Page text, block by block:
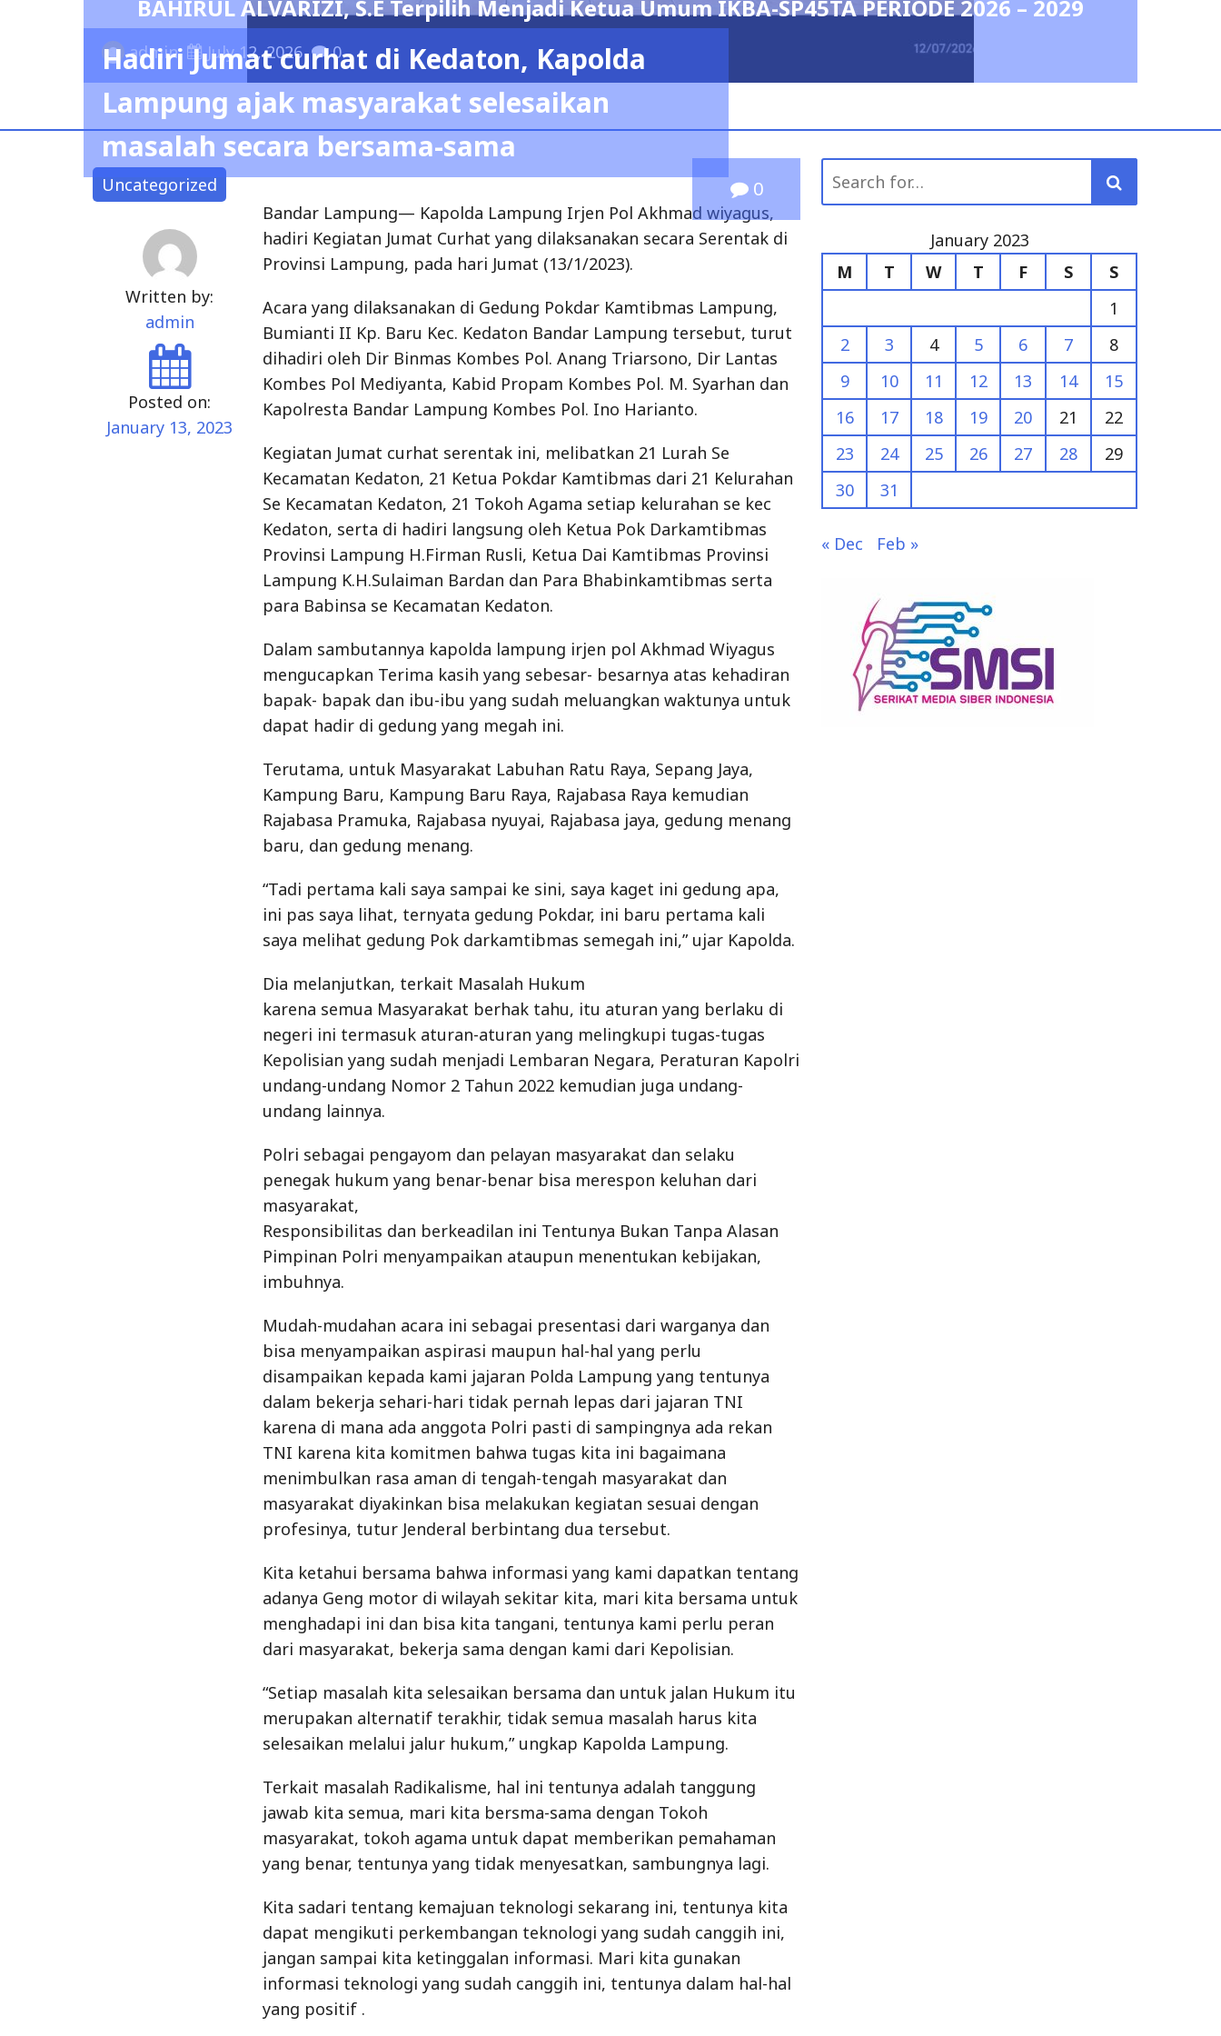
Menjadi Ketua Umum IKBA-SP45TA PERIODE 2026 – 2029
Uncategorized 0
Written by:
admin
Posted on:
January 13, 2023
hadiri Kegiatan Jumat Curhat yang dilaksanakan secara Serentak di
Provinsi Lampung, pada hari Jumat (13/1/2023).
Acara yang dilaksanakan di Gedung Pokdar Kamtibmas Lampung,
Bumianti II Kp. Baru Kec. Kedaton Bandar Lampung tersebut, turut
dihadiri oleh Dir Binmas Kombes Pol. Anang Triarsono, Dir Lantas
Kombes Pol Mediyanta, Kabid Propam Kombes Pol. M. Syarhan dan
Kapolresta Bandar Lampung Kombes Pol. Ino Harianto.
Kegiatan Jumat curhat serentak ini, melibatkan 21 Lurah Se
Kecamatan Kedaton, 21 Ketua Pokdar Kamtibmas dari 21 Kelurahan
Se Kecamatan Kedaton, 21 Tokoh Agama setiap kelurahan se kec
Kedaton, serta di hadiri langsung oleh Ketua Pok Darkamtibmas
Provinsi Lampung H.Firman Rusli, Ketua Dai Kamtibmas Provinsi
Lampung K.H.Sulaiman Bardan dan Para Bhabinkamtibmas serta
Dalam sambutannya kapolda lampung irjen pol Akhmad Wiyagus
mengucapkan Terima kasih yang sebesar- besarnya atas kehadiran
bapak- bapak dan ibu-ibu yang sudah meluangkan waktunya untuk
dapat hadir di gedung yang megah ini.
Terutama, untuk Masyarakat Labuhan Ratu Raya, Sepang Jaya,
Kampung Baru, Kampung Baru Raya, Rajabasa Raya kemudian
Rajabasa Pramuka, Rajabasa nyuyai, Rajabasa jaya, gedung menang
baru, dan gedung menang.
“Tadi pertama kali saya sampai ke sini, saya kaget ini gedung apa,
ini pas saya lihat, ternyata gedung Pokdar, ini baru pertama kali
saya melihat gedung Pok darkamtibmas semegah ini,” ujar Kapolda.
Dia melanjutkan, terkait Masalah Hukum
karena semua Masyarakat berhak tahu, itu aturan yang berlaku di
negeri ini termasuk aturan-aturan yang melingkupi tugas-tugas
Kepolisian yang sudah menjadi Lembaran Negara, Peraturan Kapolri
undang-undang Nomor 2 Tahun 2022 kemudian juga undang-
undang lainnya.
Polri sebagai pengayom dan pelayan masyarakat dan selaku
penegak hukum yang benar-benar bisa merespon keluhan dari
masyarakat,
Responsibilitas dan berkeadilan ini Tentunya Bukan Tanpa Alasan
Pimpinan Polri menyampaikan ataupun menentukan kebijakan,
imbuhnya.
Mudah-mudahan acara ini sebagai presentasi dari warganya dan
bisa menyampaikan aspirasi maupun hal-hal yang perlu
disampaikan kepada kami jajaran Polda Lampung yang tentunya
dalam bekerja sehari-hari tidak pernah lepas dari jajaran TNI
karena di mana ada anggota Polri pasti di sampingnya ada rekan
TNI karena kita komitmen bahwa tugas kita ini bagaimana
masyarakat diyakinkan bisa melakukan kegiatan sesuai dengan
profesinya, tutur Jenderal berbintang dua tersebut.
Kita ketahui bersama bahwa informasi yang kami dapatkan tentang
adanya Geng motor di wilayah sekitar kita, mari kita bersama untuk
menghadapi ini dan bisa kita tangani, tentunya kami perlu peran
dari masyarakat, bekerja sama dengan kami dari Kepolisian.
“Setiap masalah kita selesaikan bersama dan untuk jalan Hukum itu
merupakan alternatif terakhir, tidak semua masalah harus kita
selesaikan melalui jalur hukum,” ungkap Kapolda Lampung.
Terkait masalah Radikalisme, hal ini tentunya adalah tanggung
jawab kita semua, mari kita bersma-sama dengan Tokoh
masyarakat, tokoh agama untuk dapat memberikan pemahaman
yang benar, tentunya yang tidak menyesatkan, sambungnya lagi.
Kita sadari tentang kemajuan teknologi sekarang ini, tentunya kita
dapat mengikuti perkembangan teknologi yang sudah canggih ini,
jangan sampai kita ketinggalan informasi. Mari kita gunakan
informasi teknologi yang sudah canggih ini, tentunya dalam hal-hal
yang positif .
Kegiatan Jumat curhat tersebut dilanjutkan dengan sesi tanya
jawab dari para tokoh, dan masyarakat setempat, terkait masalah
situasi Kamtibmas di wilayah Kota Bandar Lampung. Dan diakhiri
dengan kegiatan sesi foto bersama.
for:
1
3
8
9
10 11 12 13 14
15
18 19 20
23
24 25 26 27 28
29
« Dec Feb »